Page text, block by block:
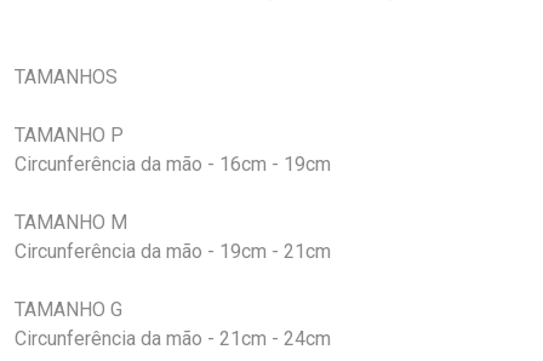
TAMANHOS
TAMANHO P
Circunferência da mão - 16cm - 19cm
TAMANHO M
Circunferência da mão - 19cm - 21cm
TAMANHO G
Circunferência da mão - 21cm - 24cm